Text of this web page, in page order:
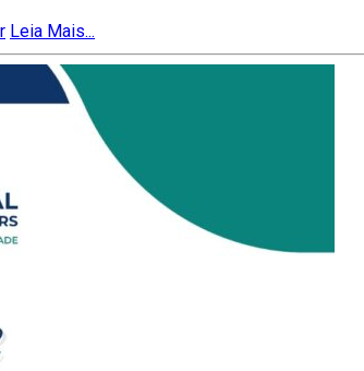
Leia Mais...